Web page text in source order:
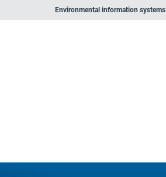
Environmental information systems